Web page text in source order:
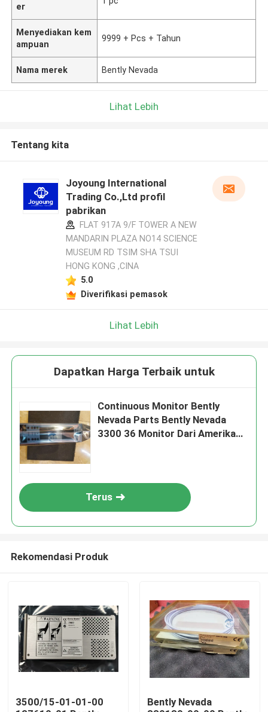
er
Menyediakan kem
ampuan
9999 + Pcs + Tahun
Nama merek Bently Nevada
Lihat Lebih
Tentang kita
Joyoung International
Trading Co.,Ltd profil
pabrikan
FLAT 917A 9/F TOWER A NEW
MANDARIN PLAZA NO14 SCIENCE
MUSEUM RD TSIM SHA TSUI
HONG KONG ,CINA
5.0
Diverifikasi pemasok
Lihat Lebih
Dapatkan Harga Terbaik untuk
Continuous Monitor Bently
Nevada Parts Bently Nevada
3300 36 Monitor Dari Amerika
Terus
Rekomendasi Produk
3500/15-01-01-00
Bently Nevada